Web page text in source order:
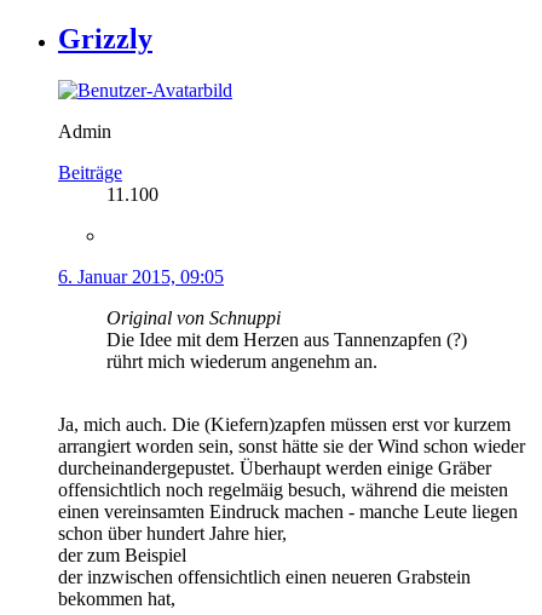
Grizzly
Admin
Beiträge
11.100
6. Januar 2015, 09:05
Original von Schnuppi
Die Idee mit dem Herzen aus Tannenzapfen (?)
rührt mich wiederum angenehm an.
Ja, mich auch. Die (Kiefern)zapfen müssen erst vor kurzem
arrangiert worden sein, sonst hätte sie der Wind schon wieder
durcheinandergepustet. Überhaupt werden einige Gräber
offensichtlich noch regelmäig besuch, während die meisten
einen vereinsamten Eindruck machen - manche Leute liegen
schon über hundert Jahre hier,
der zum Beispiel
der inzwischen offensichtlich einen neueren Grabstein
bekommen hat,